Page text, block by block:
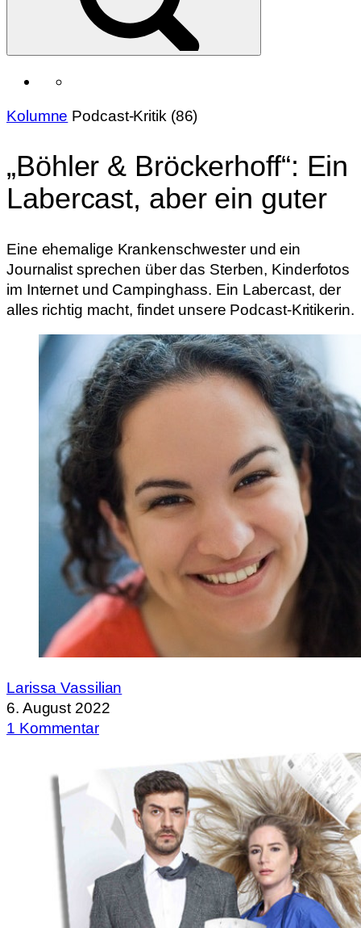
Kolumne Podcast-Kritik (86)
„Böhler & Bröckerhoff“: Ein
Labercast, aber ein guter
Eine ehemalige Krankenschwester und ein
Journalist sprechen über das Sterben, Kinderfotos
im Internet und Campinghass. Ein Labercast, der
alles richtig macht, findet unsere Podcast-Kritikerin.
Larissa Vassilian
6. August 2022
1 Kommentar